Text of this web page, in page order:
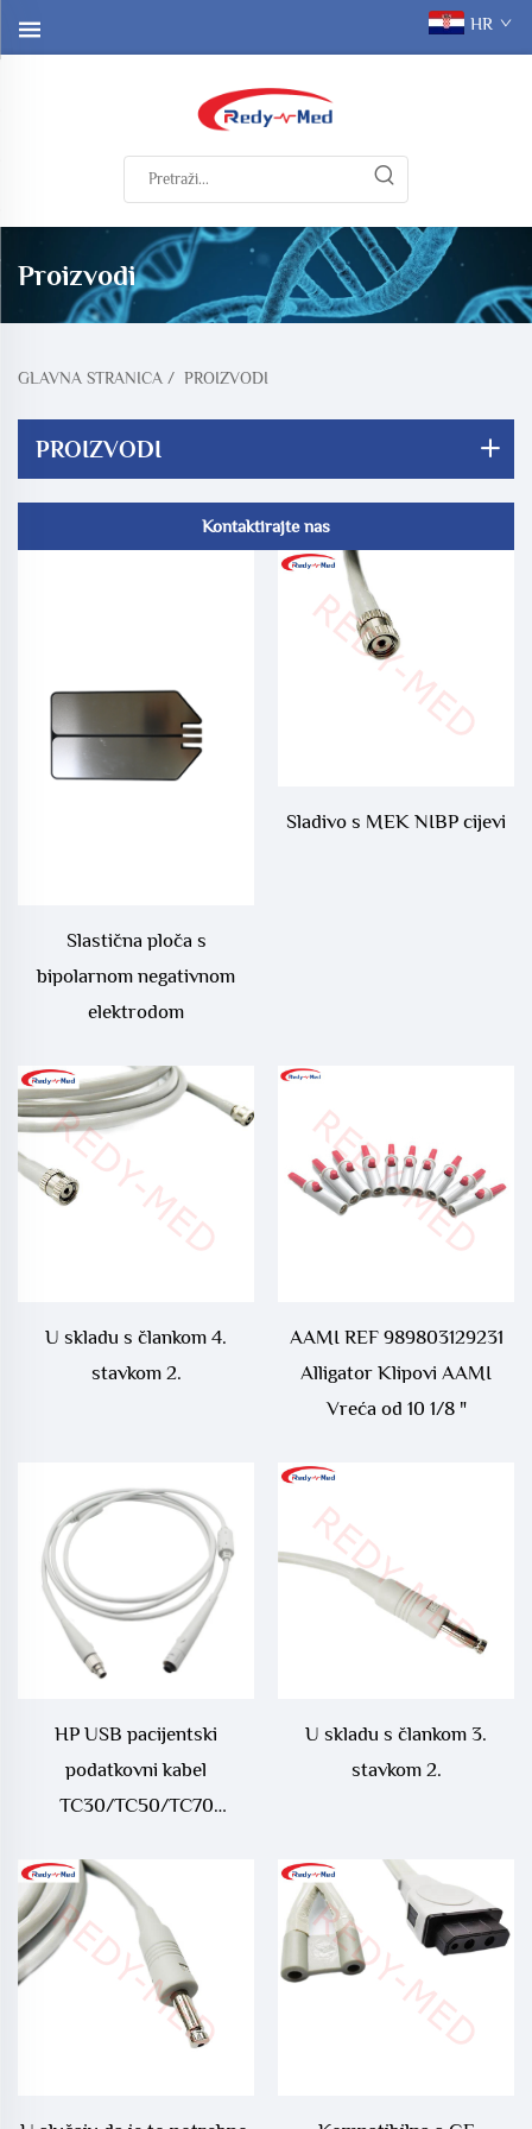
HR
Proizvodi
GLAVNA STRANICA / PROIZVODI
PROIZVODI
Kontaktirajte nas
Slastična ploča s
bipolarnom negativnom
elektrodom
Sladivo s MEK NIBP cijevi
U skladu s člankom 4.
stavkom 2.
AAMI REF 989803129231
Alligator Klipovi AAMI
Vreća od 10 1/8 "
HP USB pacijentski
podatkovni kabel
TC30/TC50/TC70
U skladu s člankom 3.
stavkom 2.